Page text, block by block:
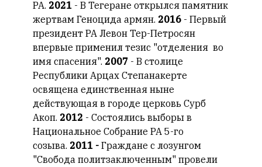
РА. 2021 - В Тегеране открылся памятник
жертвам Геноцида армян. 2016 - Первый
президент РА Левон Тер-Петросян
впервые применил тезис "отделения во
имя спасения". 2007 - В столице
Республики Арцах Степанакерте
освящена единственная ныне
действующая в городе церковь Сурб
Акоп. 2012 - Состоялись выборы в
Национальное Собрание РА 5-го
созыва. 2011 - Граждане с лозунгом
"Свобода политзаключенным" провели